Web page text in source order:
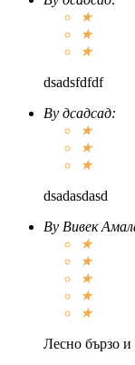
★
★
★
dsadsfdfdf
By дсадсад:
★
★
★
dsadasdasd
By Вивек
★
★
★
★
★
Лесно бързо и